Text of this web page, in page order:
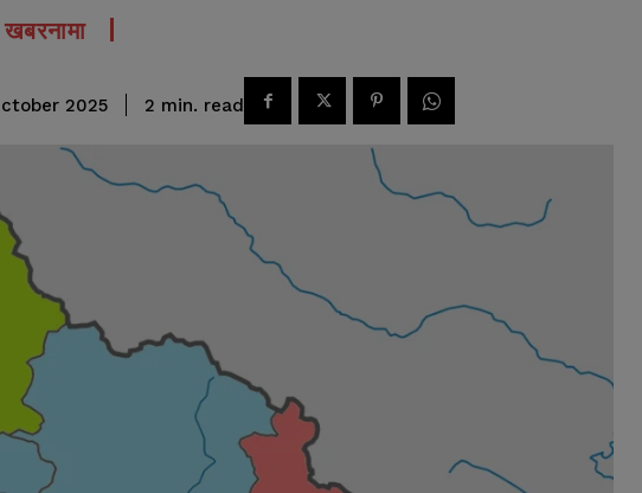
खबरनामा
2025 2 min. read